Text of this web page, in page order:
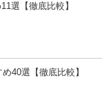
選【徹底比較】
40選【徹底比較】